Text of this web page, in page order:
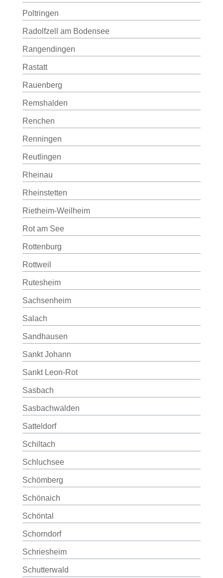
Poltringen
Radolfzell am Bodensee
Rangendingen
Rastatt
Rauenberg
Remshalden
Renchen
Renningen
Reutlingen
Rheinau
Rheinstetten
Rietheim-Weilheim
Rot am See
Rottenburg
Rottweil
Rutesheim
Sachsenheim
Salach
Sandhausen
Sankt Johann
Sankt Leon-Rot
Sasbach
Sasbachwalden
Satteldorf
Schiltach
Schluchsee
Schömberg
Schönaich
Schöntal
Schorndorf
Schriesheim
Schutterwald